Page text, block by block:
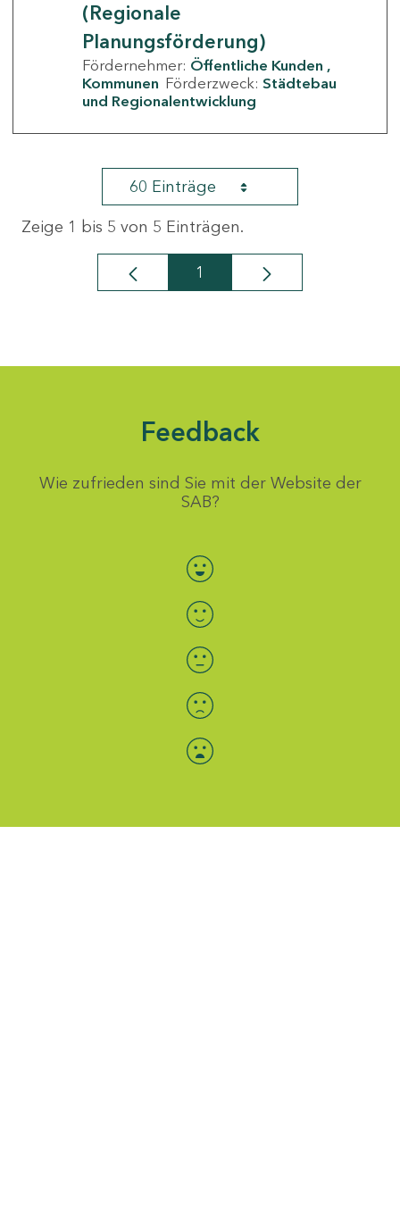
(Regionale
Planungsförderung)
Fördernehmer: Öffentliche Kunden
Kommunen Förderzweck: Städtebau
und Regionalentwicklung
60 Einträge
Zeige 1 bis 5 von 5 Einträgen.
Seite
1
Feedback
Wie zufrieden sind Sie mit der Website der
SAB?
Bewertung auswählen